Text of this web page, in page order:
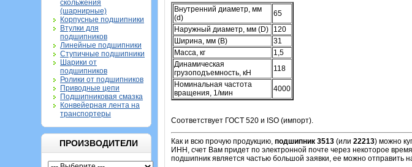
скольжения
(шарнирные)
Корпусные подшипники
Втулки для
подшипников
Линейные подшипники
Ступичные подшипники
Шарики от
подшипников
Ролики от подшипников
Приводные цепи
Подшипниковая смазка
Конвейерная лента на
транспортеры
ПРОИЗВОДИТЕЛИ
Внутренний диаметр, мм
(d)
65
Наружный диаметр, мм (D)
120
Ширина, мм (B)
31
Масса, кг
1,5
Динамическая
грузоподъемность, кН
118
Номинальная частота
вращения, 1/мин
4000
Соответствует ГОСТ 520 и ISO (импорт).
Как и всю прочую продукцию, подшипник 3513 (или 22213) можно
ИНН, счет Вам придет по электронной почте через некоторое
подшипник является частью большой заявки, ее можно отправить